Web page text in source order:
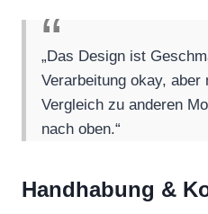
„Das Design ist
Verarbeitung okay,
Vergleich zu anderen
nach oben.“
Handhabung &